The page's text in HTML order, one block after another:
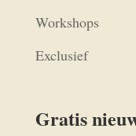
Workshops
Exclusief
Gratis